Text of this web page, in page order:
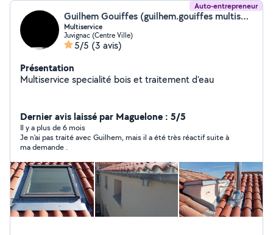
Auto-entrepreneur
Guilhem Gouiffes (guilhem.gouiffes multiservice)
Multiservice
Juvignac (Centre Ville)
5/5 (3 avis)
Présentation
Multiservice specialité bois et traitement d'eau
Dernier avis laissé par Maguelone : 5/5
Il y a plus de 6 mois
Je n'ai pas traité avec Guilhem, mais il a été très réactif suite à
ma demande .